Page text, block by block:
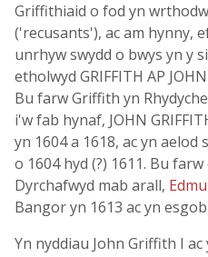
Griffithiaid o fod yn
('recusants'), ac am hynny,
unrhyw swydd o bwys yn y
etholwyd GRIFFITH AP
Bu farw Griffith yn
i'w fab hynaf, JOHN
yn 1604 a 1618, ac yn
o 1604 hyd (?) 1611. Bu
Dyrchafwyd mab arall,
Bangor yn 1613 ac yn
Yn nyddiau John Griffith I